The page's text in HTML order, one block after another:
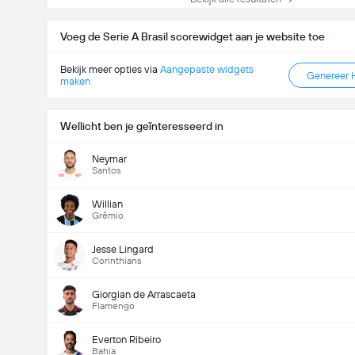
Voeg de Serie A Brasil scorewidget aan je website toe
Bekijk meer opties via Aangepaste widgets
maken
Genereer
Wellicht ben je geïnteresseerd in
Neymar
Santos
Willian
Grêmio
Jesse Lingard
Corinthians
Giorgian de Arrascaeta
Flamengo
Everton Ribeiro
Bahia